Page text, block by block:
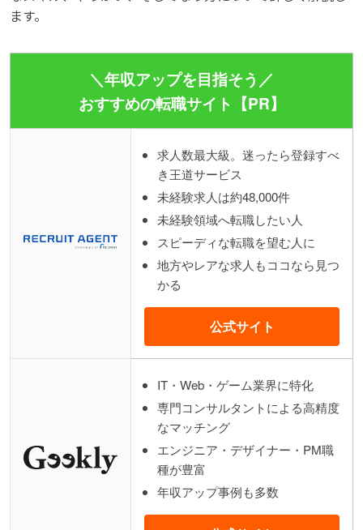
ます。
＼年収アップを目指そう／
おすすめの転職サイト【PR】
求人数最大級。迷ったら登録すべ
き王道サービス
未経験求人は約48,000件
未経験領域へ転職したい人
スピーディな転職を望む人に
地方やレアな求人もココなら見つ
かる
公式サイト
IT・Web・ゲーム業界に特化
専門コンサルタントによる高精度
なマッチング
エンジニア・デザイナー・PM職
種が豊富
年収アップ事例も多数